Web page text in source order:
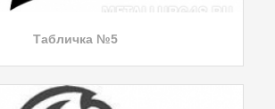
Табличка №5